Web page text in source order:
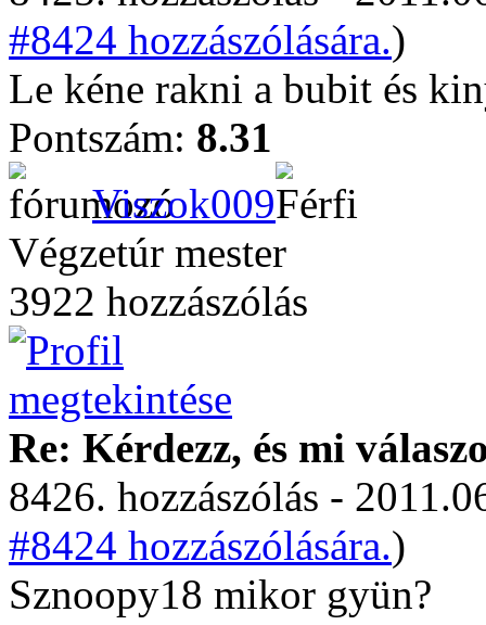
#8424 hozzászólására.)
Le kéne rakni a bubit és
Pontszám: 8.31
Viszok009
Végzetúr mester
3922 hozzászólás
Re: Kérdezz, és mi
8426. hozzászólás -
#8424 hozzászólására.)
Sznoopy18 mikor gyün?